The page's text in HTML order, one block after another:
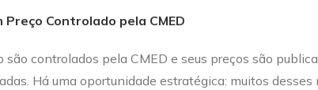
Controlado pela CMED
controlados pela CMED e seus preços são
Há uma oportunidade estratégica: muitos